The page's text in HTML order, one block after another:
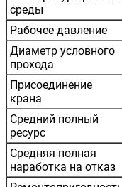
среды
Рабочее давление
Диаметр условного
прохода
Присоединение
крана
Средний полный
ресурс
Средняя полная
наработка на отказ